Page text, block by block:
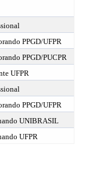
PPGD/UFPR
PPGD/PUCPR
UFPR
PPGD/UFPR
UNIBRASIL
UFPR